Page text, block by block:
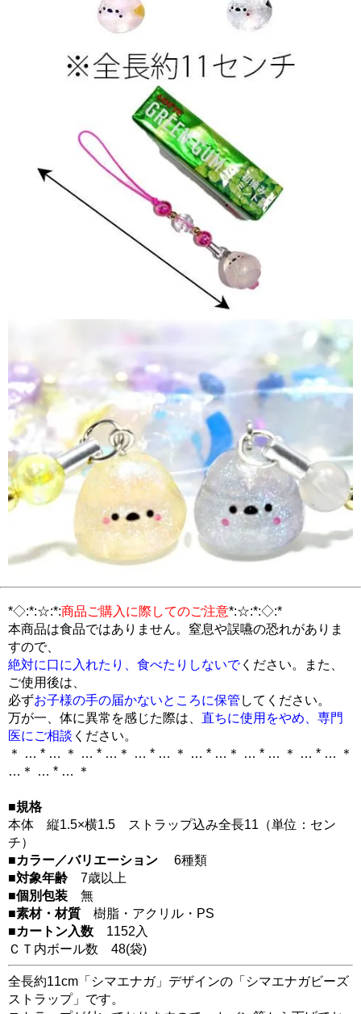
*◇:*:☆:*:商品ご購入に際してのご注意*:☆:*:◇:*
本商品は食品ではありません。窒息や誤嚥の恐れがありま
すので、
絶対に口に入れたり、食べたりしないでください。また、
ご使用後は、
必ずお子様の手の届かないところに保管 してください。
万が一、体に異常を感じた際は、 直ちに使用をやめ、専門
医にご相談 ください。
＊ … * … ＊ … * …＊ … * … ＊ … * …＊ … * … ＊ … * … ＊
…＊ … * … ＊
■規格
本体 縦1.5×横1.5 ストラップ込み全長11（単位：セン
チ）
■カラー／バリエーション 6種類
■対象年齢 7歳以上
■個別包装 無
■素材・材質 樹脂・アクリル・PS
■カートン入数 1152入
ＣＴ内ボール数 48(袋)
全長約11cm「シマエナガ」デザインの「シマエナガビーズ
ストラップ」です。